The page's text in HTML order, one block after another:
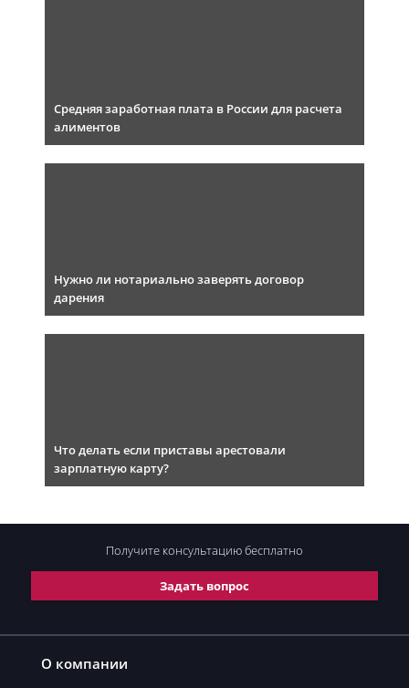
Средняя заработная плата в России для расчета
алиментов
Нужно ли нотариально заверять договор
дарения
Что делать если приставы арестовали
зарплатную карту?
О компании
Задать вопрос
Получите консультациюбесплатно